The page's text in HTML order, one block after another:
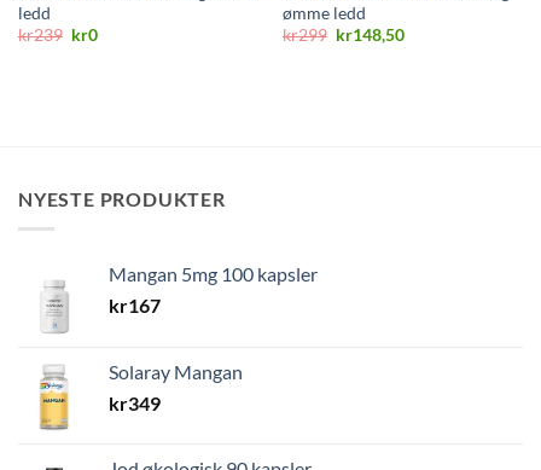
ledd
kr239 Opprinnelig
kr0Nåværende
ømme ledd
kr299 Opprinnelig
kr148,50Nåværende
NYESTE PRODUKTER
Mangan 5mg 100 kapsler
kr167
Solaray Mangan
kr349